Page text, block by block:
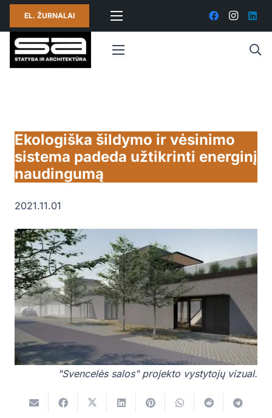
EL. ŽURNALAI
Ekologiška šildymo ir vėsinimo
sistema padeda užtikrinti energinį
naudingumą
2021.11.01
"Svencelės salos" projekto vystytojų vizual.